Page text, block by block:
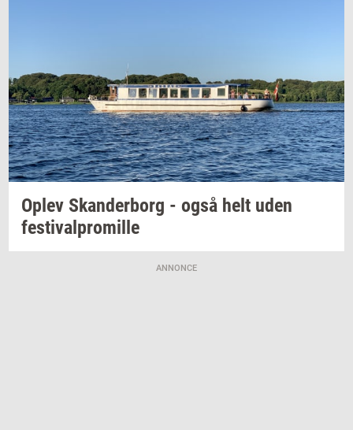
Oplev Skan­der­borg - også helt uden
festi­val­pro­mil­le
ANNONCE